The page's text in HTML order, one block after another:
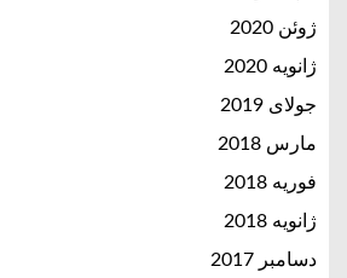
ژوئن 2020
ژانویه 2020
جولای 2019
مارس 2018
فوریه 2018
ژانویه 2018
دسامبر 2017